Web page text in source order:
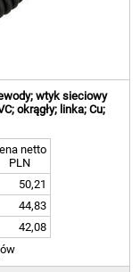
wtyk sieciowy
okrągły; linka; Cu;
netto
PLN
50,21
44,83
42,08